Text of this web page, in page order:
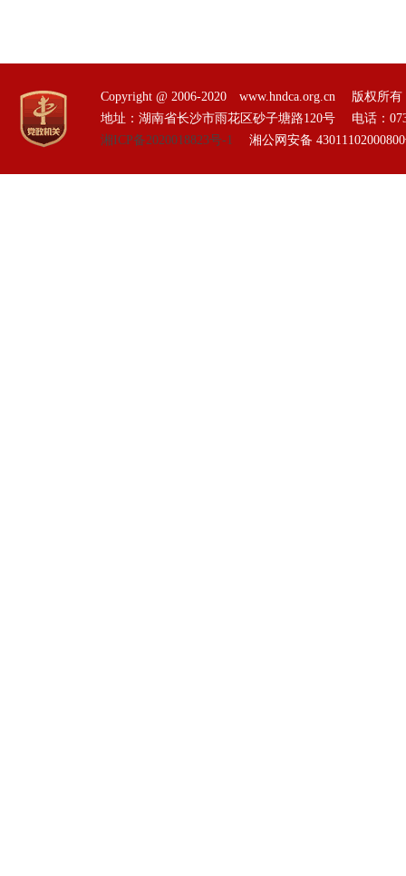
Copyright @ 2006-2020 www.hndca.org.cn 版权所
地址：湖南省长沙市雨花区砂子塘路120号 电话：
湘ICP备2020018823号-1 湘公网安备